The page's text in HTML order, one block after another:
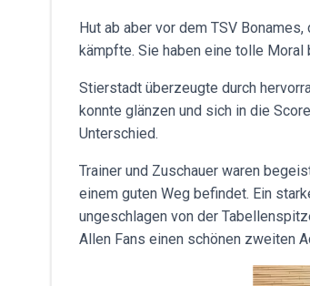
Hut ab aber vor dem TSV
kämpfte. Sie haben eine tolle
Stierstadt überzeugte durch
konnte glänzen und sich in die
Unterschied.
Trainer und Zuschauer waren
einem guten Weg befindet. Ein
ungeschlagen von der
Allen Fans einen schönen zweiten